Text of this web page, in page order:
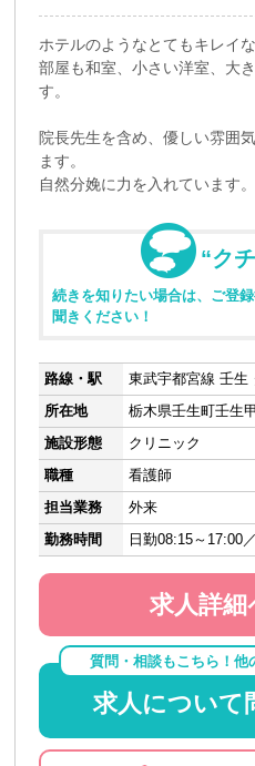
ホテルのようなとてもキレイ
部屋も和室、小さい洋室、大
す。
院長先生を含め、優しい雰囲
ます。
自然分娩に力を入れています。
“ク
続きを知りたい場合は、ご登
聞きください！
路線・駅
東武宇都宮線 壬生
所在地
栃木県壬生町壬生
施設形態
クリニック
職種
看護師
担当業務
外来
勤務時間
日勤08:15～17:00
求人詳
質問・相談もこちら！他
求人について